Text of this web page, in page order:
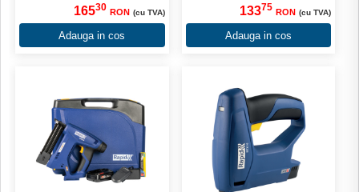
16530 RON (cu TVA)
Adauga in cos
13375 RON (cu TVA)
Adauga in cos